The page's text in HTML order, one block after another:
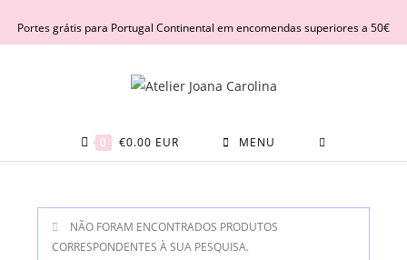
Portes grátis para Portugal Continental em encomendas superiores a 50€
0 €0.00 EUR MENU
NÃO FORAM ENCONTRADOS PRODUTOS
CORRESPONDENTES À SUA PESQUISA.